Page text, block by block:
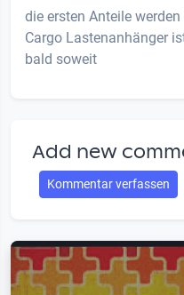
die ersten Anteile
Cargo Lastenanhänger
bald soweit
Add new
Kommentar verfassen